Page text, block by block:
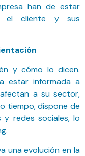
han de estar
el cliente y sus
y cómo lo dicen.
estar informada a
a su sector,
tiempo, dispone de
y redes sociales, lo
una evolución en la